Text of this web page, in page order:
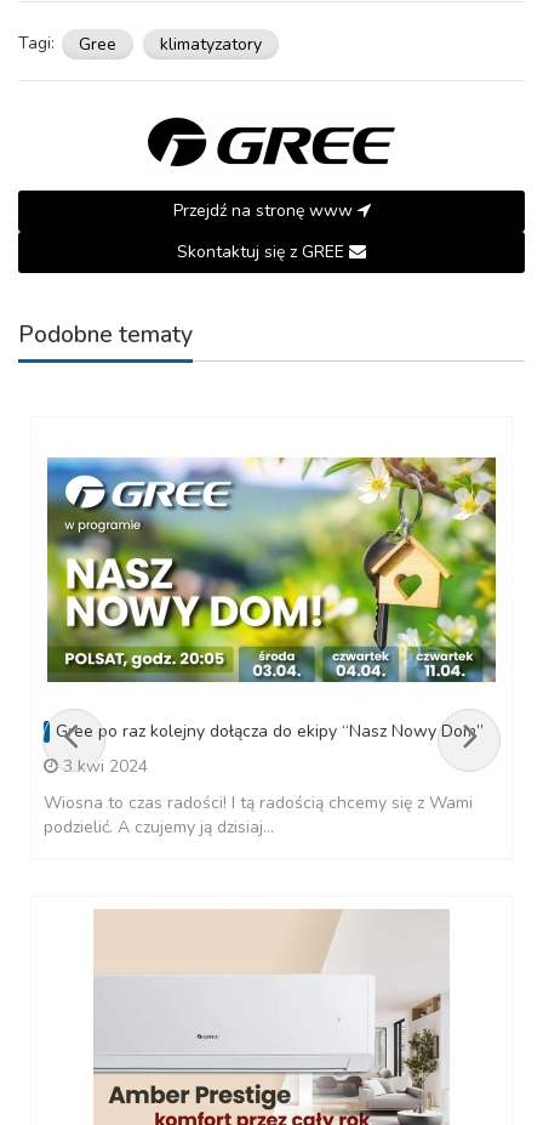
Tagi: Gree klimatyzatory
Przejdź na stronę www
Skontaktuj się z GREE
Podobne tematy
Gree po raz kolejny dołącza do ekipy “Nasz Nowy Dom”
3 kwi 2024
Wiosna to czas radości! I tą radością chcemy się z Wami
podzielić. A czujemy ją dzisiaj...